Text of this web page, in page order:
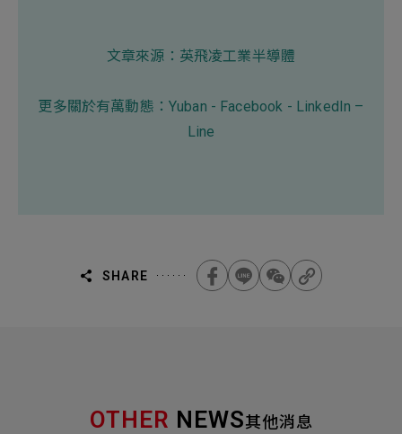
文章來源： 英飛凌工業半導體
更多關於有萬動態： Yuban - Facebook - LinkedIn –
Line
SHARE
OTHER NEWS其他消息